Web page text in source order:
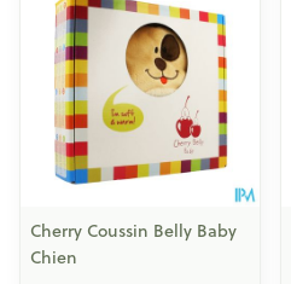
Cherry Coussin Belly Baby
Chien